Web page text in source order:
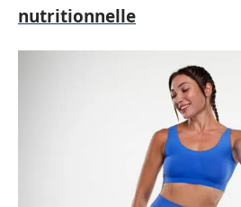
nutritionnelle